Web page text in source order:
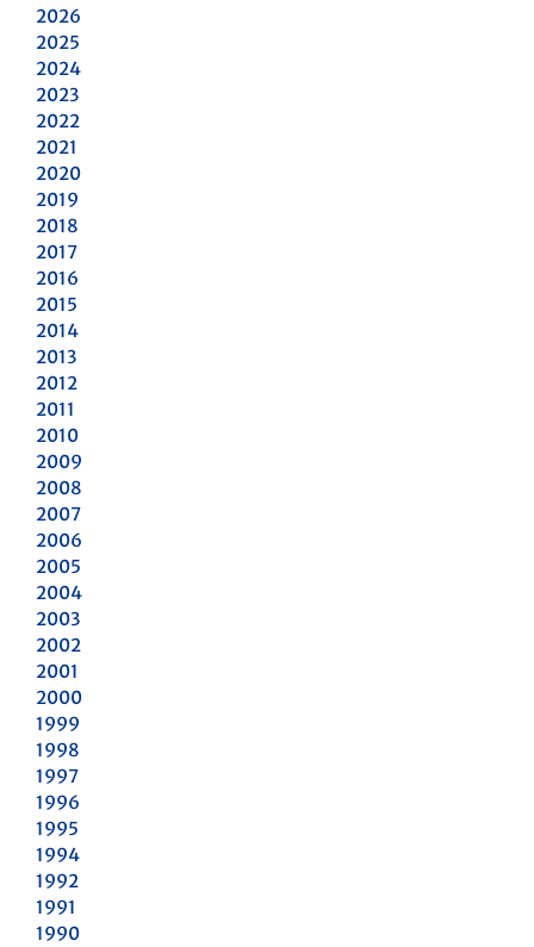
2026
2025
2024
2023
2022
2021
2020
2019
2018
2017
2016
2015
2014
2013
2012
2011
2010
2009
2008
2007
2006
2005
2004
2003
2002
2001
2000
1999
1998
1997
1996
1995
1994
1992
1991
1990